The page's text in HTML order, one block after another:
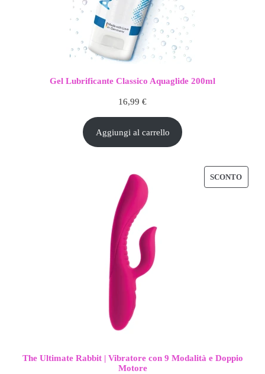
Gel Lubrificante Classico Aquaglide 200ml
16,99 €
Aggiungi al carrello
SCONTO
The Ultimate Rabbit | Vibratore con 9 Modalità e Doppio
Motore